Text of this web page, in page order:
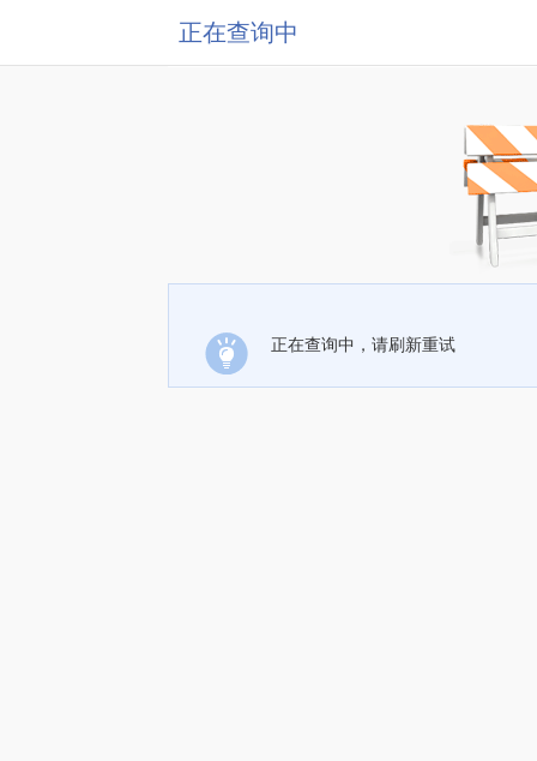
正在查询中
正在查询中，请刷新重试